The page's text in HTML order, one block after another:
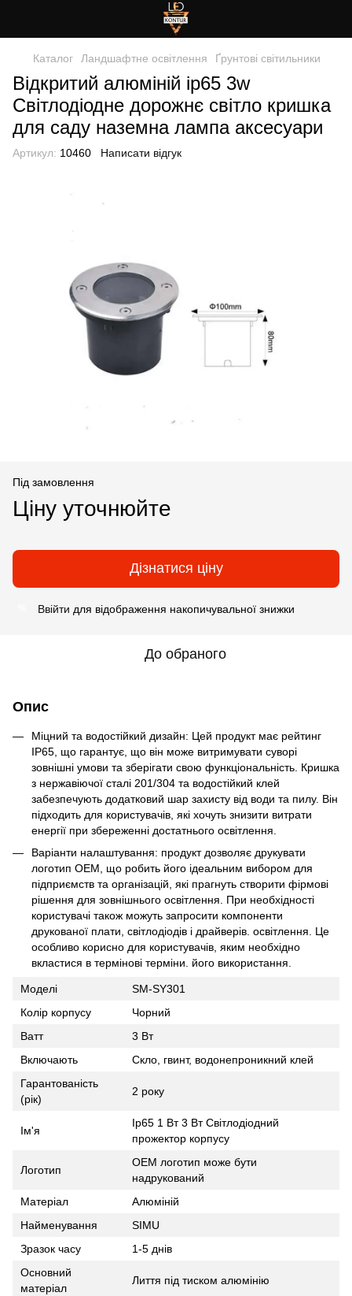
Каталог Ландшафтне освітлення Ґрунтові світильники
Відкритий алюміній ip65 3w
Світлодіодне дорожнє світло кришка
для саду наземна лампа аксесуари
Артикул: 10460 Написати відгук
Під замовлення
Ціну уточнюйте
Дізнатися ціну
Ввійти для відображення накопичувальної знижки
До обраного
Опис
Міцний та водостійкий дизайн: Цей продукт має рейтинг
IP65, що гарантує, що він може витримувати суворі
зовнішні умови та зберігати свою функціональність. Кришка
з нержавіючої сталі 201/304 та водостійкий клей
забезпечують додатковий шар захисту від води та пилу. Він
підходить для користувачів, які хочуть знизити витрати
енергії при збереженні достатнього освітлення.
Варіанти налаштування: продукт дозволяє друкувати
логотип OEM, що робить його ідеальним вибором для
підприємств та організацій, які прагнуть створити фірмові
рішення для зовнішнього освітлення. При необхідності
користувачі також можуть запросити компоненти
друкованої плати, світлодіодів і драйверів. освітлення. Це
особливо корисно для користувачів, яким необхідно
вкластися в термінові терміни. його використання.
Моделі
SM-SY301
Колір корпусу
Чорний
Ватт
3 Вт
Включають
Скло, гвинт, водонепроникний клей
Гарантованість
(рік)
2 року
Ім'я
Ip65 1 Вт 3 Вт Світлодіодний
прожектор корпусу
Логотип
OEM логотип може бути
надрукований
Матеріал
Алюміній
Найменування
SIMU
Зразок часу
1-5 днів
Основний
матеріал
Лиття під тиском алюмінію